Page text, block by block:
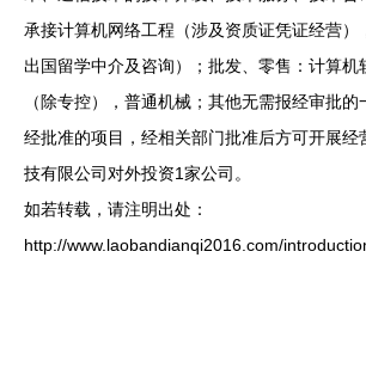
承接计算机网络工程（涉及资质证凭证经营）
出国留学中介及咨询）；批发、零售：计算机
（除专控），普通机械；其他无需报经审批
经批准的项目，经相关部门批准后方可开展经
技有限公司对外投资1家公司。
如若转载，请注明出处：
http://www.laobandianqi2016.com/